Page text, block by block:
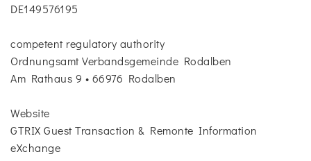
DE149576195
competent regulatory authority
Ordnungsamt Verbandsgemeinde Rodalben
Am Rathaus 9 • 66976 Rodalben
Website
GTRIX Guest Transaction & Remonte Information
eXchange